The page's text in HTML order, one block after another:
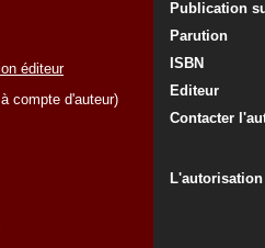
éditeur
compte d'auteur)
Publication
Parution
ISBN
Editeur
Contacter
L'autorisation